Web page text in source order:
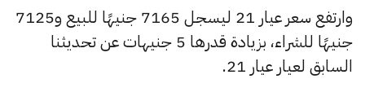
وارتفع سعر عيار 21 ليسجل 7165 جنيهًا للبيع و7125
جنيهًا للشراء، بزيادة قدرها 5 جنيهات عن تحديثنا
السابق لعيار عيار 21.